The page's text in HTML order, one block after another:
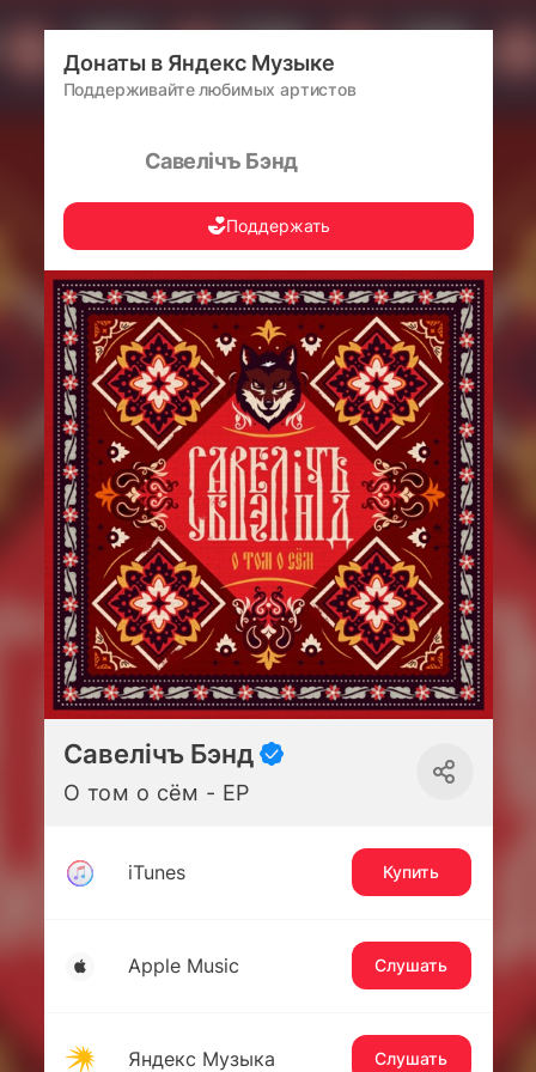
Донаты в Яндекс Музыке
Поддерживайте любимых артистов
Савелiчъ Бэнд
Поддержать
Савелiчъ Бэнд
О том о сём - EP
iTunes Купить
Apple Music Слушать
Яндекс Музыка Слушать